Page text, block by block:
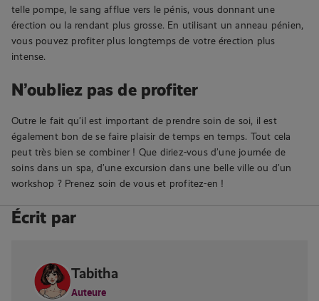
telle pompe, le sang afflue vers le pénis, vous donnant une
érection ou la rendant plus grosse. En utilisant un anneau pénien,
vous pouvez profiter plus longtemps de votre érection plus
intense.
N’oubliez pas de profiter
Outre le fait qu’il est important de prendre soin de soi, il est
également bon de se faire plaisir de temps en temps. Tout cela
peut très bien se combiner ! Que diriez-vous d’une journée de
soins dans un spa, d’une excursion dans une belle ville ou d’un
workshop ? Prenez soin de vous et profitez-en !
Écrit par
Tabitha
Auteure